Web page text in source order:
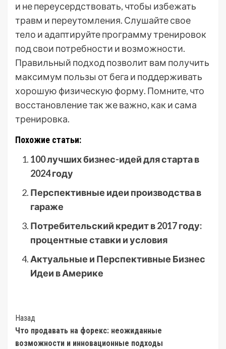
и не переусердствовать, чтобы избежать
травм и переутомления. Слушайте свое
тело и адаптируйте программу тренировок
под свои потребности и возможности.
Правильный подход позволит вам получить
максимум пользы от бега и поддерживать
хорошую физическую форму. Помните, что
восстановление так же важно, как и сама
тренировка.
Похожие статьи:
100 лучших бизнес-идей для старта в
2024 году
Перспективные идеи производства в
гараже
Потребительский кредит в 2017 году:
процентные ставки и условия
Актуальные и Перспективные Бизнес
Идеи в Америке
Post
Navigation
Назад
Что продавать на форекс: неожиданные
возможности и инновационные подходы